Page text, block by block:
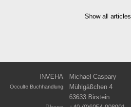
Show all articles
INVEHA Michael Caspary
Occulte Buchhandlung
Mühlgäßchen 4
63633 Birstein